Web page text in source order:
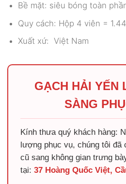
Bề mặt: siêu bóng toàn
Quy cách: Hộp 4 viên =
Xuất xứ: Việt Nam
GẠCH HẢI YẾN
SÀNG
Kính thưa quý khách hàng:
lượng phục vụ, chúng tôi đã
cũ sang không gian trưng
tại: 37 Hoàng Quốc Việt,